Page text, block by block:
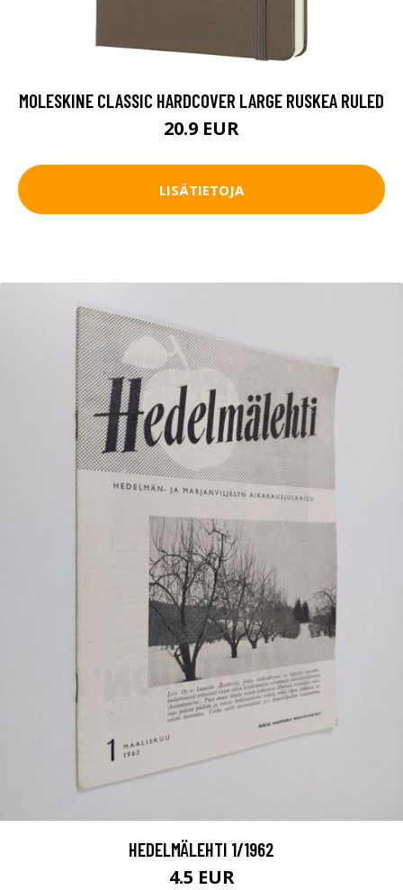
MOLESKINE CLASSIC HARDCOVER LARGE RUSKEA RULED
20.9 EUR
LISÄTIETOJA
HEDELMÄLEHTI 1/1962
4.5 EUR